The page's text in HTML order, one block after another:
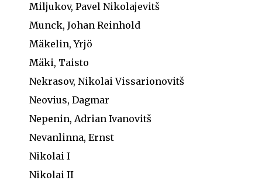
Miljukov, Pavel Nikolajevitš
Munck, Johan Reinhold
Mäkelin, Yrjö
Mäki, Taisto
Nekrasov, Nikolai Vissarionovitš
Neovius, Dagmar
Nepenin, Adrian Ivanovitš
Nevanlinna, Ernst
Nikolai I
Nikolai II